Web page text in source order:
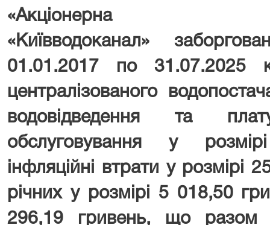
«Київводоканал»
01.01.2017 по 31.07.2025
централізованого
водовідведення та
обслуговування у
інфляційні втрати у розмірі
річних у розмірі 5 018,50
296,19 гривень, що